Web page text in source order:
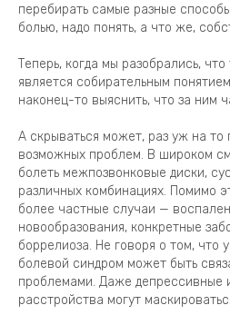
перебирать самые разные
болью, надо понять, а что же,
Теперь, когда мы разобрались, что
является собирательным
наконец-то выяснить, что за ним
А скрываться может, раз уж на
возможных проблем. В широком
болеть межпозвонковые диски,
различных комбинациях. Помимо
более частные случаи —
новообразования, конкретные
боррелиоза. Не говоря о том, что
болевой синдром может быть
проблемами. Даже депрессивные
расстройства могут